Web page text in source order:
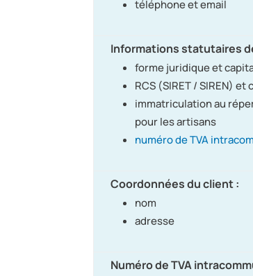
téléphone et email
Informations statutaires
forme juridique et
RCS (SIRET / SIREN) et
immatriculation au
pour les artisans
numéro de TVA
Coordonnées du client :
nom
adresse
Numéro de TVA